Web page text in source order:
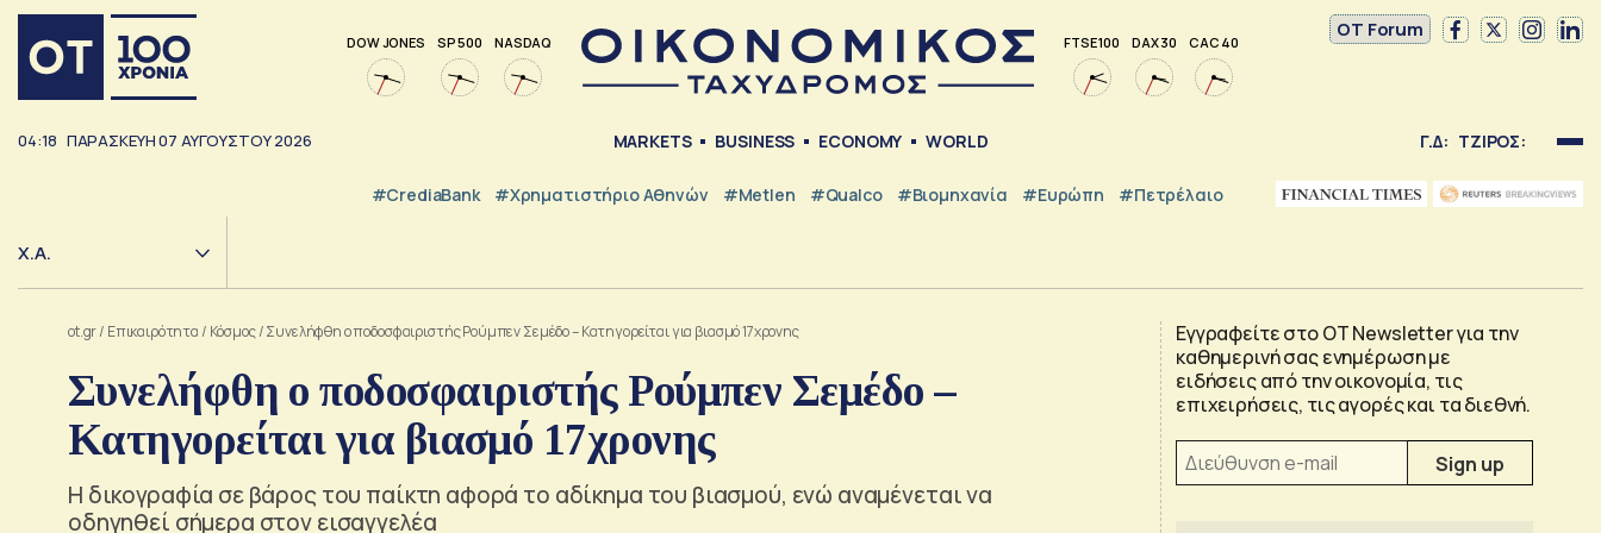
DOW JONES SP 500 NASDAQ FTSE 100 DAX 30 CAC 40
OT Forum
04:18 ΠΑΡΑΣΚΕΥΗ07 ΑΥΓΟΥΣΤΟΥ2026 MARKETS BUSINESS ECONOMY WORLD Γ.Δ: ΤΖΙΡΟΣ:
#CrediaBank #Χρηματιστήριο Αθηνών #metlen #Qualco #Βιομηχανία #Ευρώπη #Πετρέλαιο
Χ.Α.
ot.gr/ Επικαιρότητα / Κόσμος/Συνελήφθη ο ποδοσφαιριστής Ρούμπεν Σεμέδο – Κατηγορείται για βιασμό 17χρονης
Συνελήφθη ο ποδοσφαιριστής Ρούμπεν Σεμέδο –
Κατηγορείται για βιασμό 17χρονης
Η δικογραφία σε βάρος του παίκτη αφορά το αδίκημα του βιασμού, ενώ αναμένεται να
οδηγηθεί σήμερα στον εισαγγελέα
Εγγραφείτε στο OT Newsletter για την
καθημερινή σας ενημέρωση με
ειδήσεις από την οικονομία, τις
επιχειρήσεις, τις αγορές και τα διεθνή.